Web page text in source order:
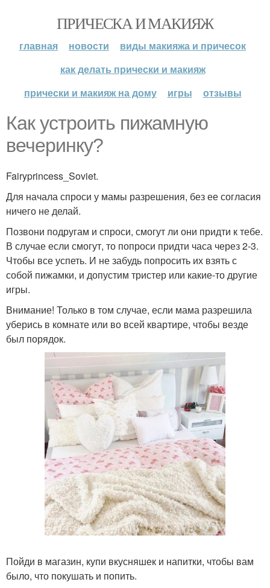
ПРИЧЕСКА И МАКИЯЖ
главная новости
виды макияжа и причесок
как делать прически и макияж
прически и макияж на дому
игры отзывы
Как устроить пижамную
вечеринку?
Fairyprincess_Soviet.
Для начала спроси у мамы разрешения, без ее согласия
ничего не делай.
Позвони подругам и спроси, смогут ли они придти к тебе.
В случае если смогут, то попроси придти часа через 2-3.
Чтобы все успеть. И не забудь попросить их взять с
собой пижамки, и допустим тристер или какие-то другие
игры.
Внимание! Только в том случае, если мама разрешила
уберись в комнате или во всей квартире, чтобы везде
был порядок.
Пойди в магазин, купи вкусняшек и напитки, чтобы вам
было, что покушать и попить.